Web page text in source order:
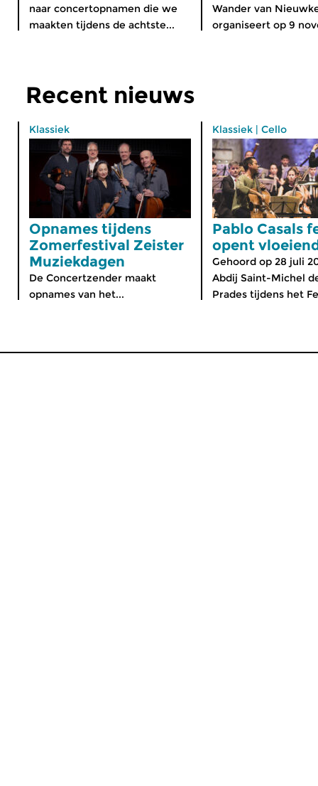
naar concertopnamen die we
maakten tijdens de achtste...
Wander van
organiseert op 9
Recent nieuws
Klassiek
Opnames tijdens
Zomerfestival Zeister
Muziekdagen
De Concertzender maakt
opnames van het...
Klassiek Cello
Pablo Casals
opent
Gehoord op 28 juli
Abdij Saint-Michel
Prades tijdens het